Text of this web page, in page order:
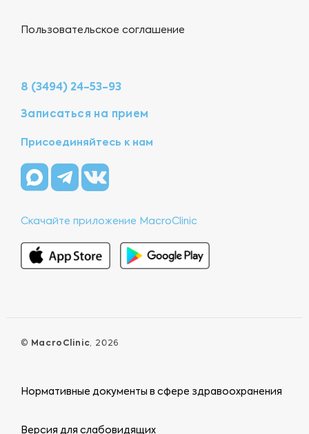
Пользовательское соглашение
8 (3494) 24-53-93
Записаться на прием
Присоединяйтесь к нам
Скачайте приложение MacroClinic
© MacroClinic, 2026
Нормативные документы в сфере здравоохранения
Версия для слабовидящих